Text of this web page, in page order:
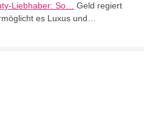
Liebhaber: So…
Geld regiert
es Luxus und…